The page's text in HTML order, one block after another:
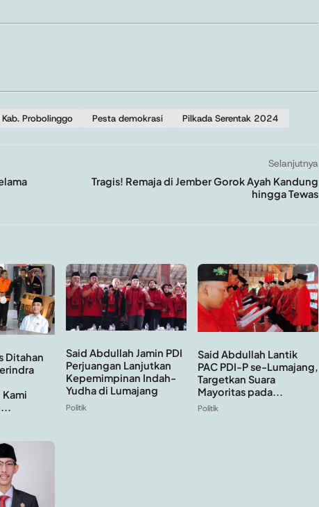
Kab. Probolinggo Pesta demokrasi Pilkada Serentak 2024
Selanjutnya
Tragis! Remaja di Jember Gorok Ayah Kandung
hingga Tewas
Ditahan
Said Abdullah Jamin PDI
Perjuangan Lanjutkan
Kepemimpinan Indah-
Yudha di Lumajang
Politik
Said Abdullah Lantik
PAC PDI-P se-Lumajang,
Targetkan Suara
Mayoritas pada...
Politik